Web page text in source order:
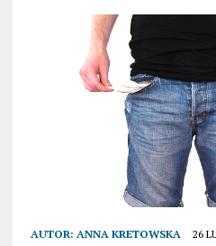
AUTOR: ANNA KRETOWSKA 26